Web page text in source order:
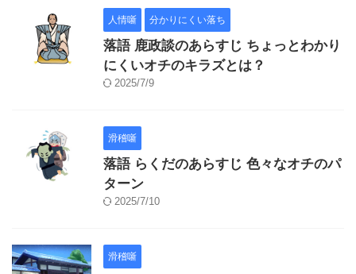
人情噺 分かりにくい落ち
落語 鹿政談のあらすじ ちょっとわかり
にくいオチのキラズとは？
2025/7/9
滑稽噺
落語 らくだのあらすじ 色々なオチのパ
ターン
2025/7/10
滑稽噺